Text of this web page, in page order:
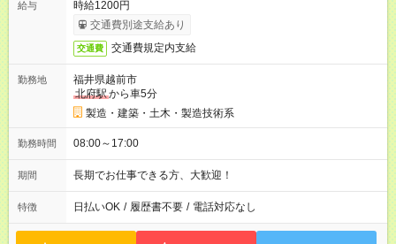
給与
時給1200円
交通費別途支給あり
交通費 交通費規定内支給
勤務地
福井県越前市
北府駅から車5分
製造・建築・土木・製造技術系
勤務時間 08:00～17:00
期間 長期でお仕事できる方、大歓迎！
特徴 日払いOK / 履歴書不要 / 電話対応なし